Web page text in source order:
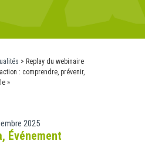
> Replay du webinaire
: comprendre, prévenir,
»
2025
, Événement